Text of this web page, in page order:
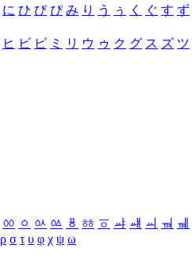
に ひ び ぴ み り う ぅ く ぐ す ず
ヒ ビ ピ ミ リ ウ ゥ ク グ ス ズ ツ
ㆀ ㆁ ㆂ ㆃ ㆄ ㆅ ㆆ ㆇ ㆈ ㆉ ㆊ ㆋ
ρ σ τ υ φ χ ψ ω